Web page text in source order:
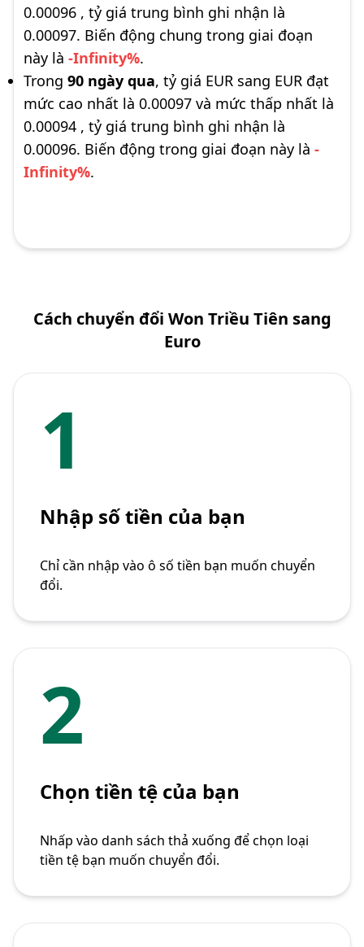
0.00096 , tỷ giá trung bình ghi nhận là
0.00097. Biến động chung trong giai đoạn
này là -Infinity%.
Trong 90 ngày qua, tỷ giá EUR sang EUR đạt
mức cao nhất là 0.00097 và mức thấp nhất là
0.00094 , tỷ giá trung bình ghi nhận là
0.00096. Biến động trong giai đoạn này là -
Infinity%.
Cách chuyển đổi Won Triều Tiên sang
Euro
1
Nhập số tiền của bạn
Chỉ cần nhập vào ô số tiền bạn muốn chuyển
đổi.
2
Chọn tiền tệ của bạn
Nhấp vào danh sách thả xuống để chọn loại
tiền tệ bạn muốn chuyển đổi.